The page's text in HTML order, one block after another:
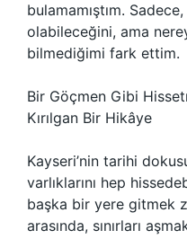
bulamamıştım.
olabileceğini, ama
bilmediğimi fark ettim.
Bir Göçmen Gibi
Kırılgan Bir Hikâye
Kayseri’nin tarihi
varlıklarını hep
başka bir yere gitmek
arasında, sınırları